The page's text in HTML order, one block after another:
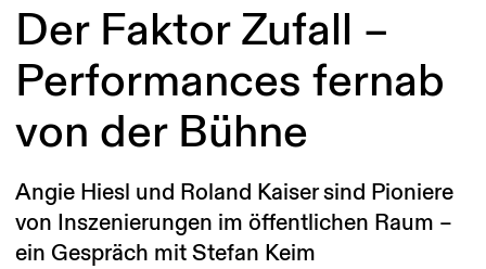
Der Faktor Zufall –
Performances fernab
von der Bühne
Angie Hiesl und Roland Kaiser sind Pioniere
von Inszenierungen im öffentlichen Raum –
ein Gespräch mit Stefan Keim